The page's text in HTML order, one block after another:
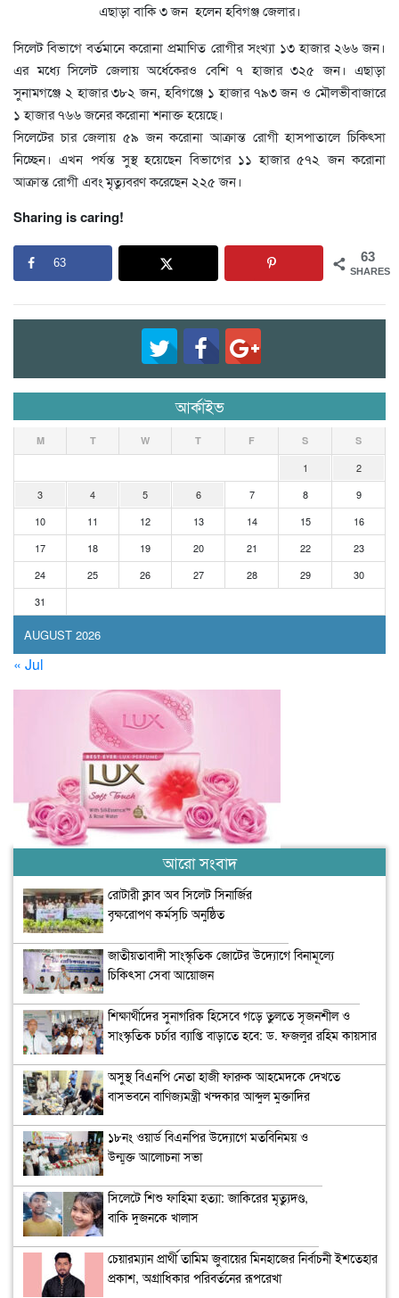
এছাড়া বাকি ৩ জন হলেন হবিগঞ্জ জেলার।
সিলেট বিভাগে বর্তমানে করোনা প্রমাণিত রোগীর সংখ্যা ১৩ হাজার ২৬৬ জন।
এর মধ্যে সিলেট জেলায় অর্ধেকেরও বেশি ৭ হাজার ৩২৫ জন। এছাড়া
সুনামগঞ্জে ২ হাজার ৩৮২ জন, হবিগঞ্জে ১ হাজার ৭৯৩ জন ও মৌলভীবাজারে
১ হাজার ৭৬৬ জনের করোনা শনাক্ত হয়েছে।
সিলেটের চার জেলায় ৫৯ জন করোনা আক্রান্ত রোগী হাসপাতালে চিকিৎসা
নিচ্ছেন। এখন পর্যন্ত সুস্থ হয়েছেন বিভাগের ১১ হাজার ৫৭২ জন করোনা
আক্রান্ত রোগী এবং মৃত্যুবরণ করেছেন ২২৫ জন।
Sharing is caring!
63
SHARES
63
আর্কাইভ
AUGUST 2026
M T W T F S S
1
2
3
4 5 6 7 8
9
10
11 12 13 14 15
16
17
18 19 20 21 22
23
24
25 26 27 28 29
30
31
« Jul
আরো সংবাদ
রোটারী ক্লাব অব সিলেট সিনার্জির
বৃক্ষরোপণ কর্মসূচি অনুষ্ঠিত
জাতীয়তাবাদী সাংস্কৃতিক জোটের উদ্যোগে বিনামূল্যে
চিকিৎসা সেবা আয়োজন
শিক্ষার্থীদের সুনাগরিক হিসেবে গড়ে তুলতে সৃজনশীল ও
সাংস্কৃতিক চর্চার ব্যাপ্তি বাড়াতে হবে: ড. ফজলুর রহিম কায়সার
অসুস্থ বিএনপি নেতা হাজী ফারুক আহমেদকে দেখতে
বাসভবনে বাণিজ্যমন্ত্রী খন্দকার আব্দুল মুক্তাদির
১৮নং ওয়ার্ড বিএনপির উদ্যোগে মতবিনিময় ও
উন্মুক্ত আলোচনা সভা
সিলেটে শিশু ফাহিমা হত্যা: জাকিরের মৃত্যুদণ্ড,
বাকি দুজনকে খালাস
চেয়ারম্যান প্রার্থী তামিম জুবায়ের মিনহাজের নির্বাচনী ইশতেহার
প্রকাশ, অগ্রাধিকার পরিবর্তনের রূপরেখা